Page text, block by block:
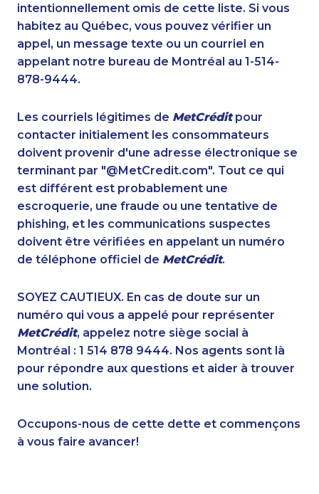
1-877-677-8068
1-647-493-8954
1-587-489-1494
1-902-482-1884
1-604-282-3656
1-587-316-3630
1-437-900-0402
1-780-900-8869
1-587-328-6582
1-604-282-3652
1-647-245-1041
1-902-482-9354
1-905-823-5367
1-437-900-0335
1-506-300-0073
1-855-639-0579
1-888-252-2022
1-416-244-2183
1-778-760-1275
1-778-760-1284
1-902-482-9281
1-587-328-6544
1-438-289-3582
1-877-788-1753
1-587-489-1497
1-587-328-6528
1-250-244-3578
1-647-715-6063
1-780-421-5470
1-587-319-2158
1-778-401-2184
1-778-588-9259
1-780-425-1522
intentionnellement omis de cette liste. Si vous
habitez au Québec, vous pouvez vérifier un
appel, un message texte ou un courriel en
appelant notre bureau de Montréal au 1-514-
878-9444.
Les courriels légitimes de MetCréditpour
contacter initialement les consommateurs
doivent provenir d'une adresse électronique se
terminant par "@MetCredit.com". Tout ce qui
est différent est probablement une
escroquerie, une fraude ou une tentative de
phishing, et les communications suspectes
doivent être vérifiées en appelant un numéro
de téléphone officiel de MetCrédit.
SOYEZ CAUTIEUX. En cas de doute sur un
numéro qui vous a appelé pour représenter
MetCrédit, appelez notre siège social à
Montréal : 1 514 878 9444. Nos agents sont là
pour répondre aux questions et aider à trouver
une solution.
Occupons-nous de cette dette et commençons
à vous faire avancer!